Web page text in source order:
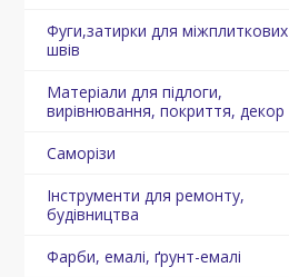
Фуги,затирки для міжплиткових
швів
Матеріали для підлоги,
вирівнювання, покриття, декор
Саморізи
Інструменти для ремонту,
будівництва
Фарби, емалі, ґрунт-емалі